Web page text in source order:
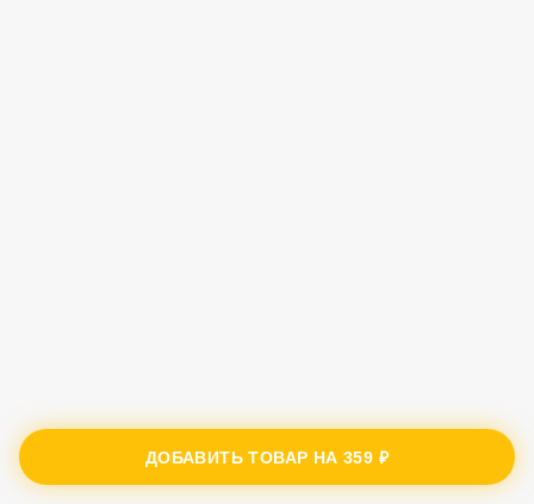
ДОБАВИТЬ ТОВАР НА359 ₽